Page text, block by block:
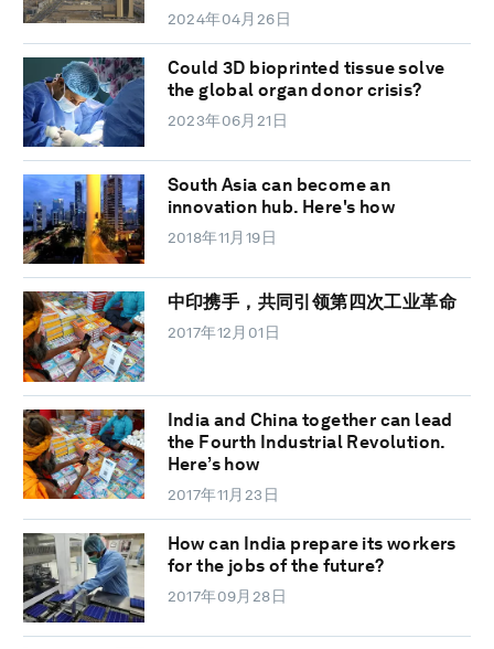
2024年04月26日
Could 3D bioprinted tissue solve
the global organ donor crisis?
2023年06月21日
South Asia can become an
innovation hub. Here's how
2018年11月19日
中印携手，共同引领第四次工业革命
2017年12月01日
India and China together can lead
the Fourth Industrial Revolution.
Here’s how
2017年11月23日
How can India prepare its workers
for the jobs of the future?
2017年09月28日